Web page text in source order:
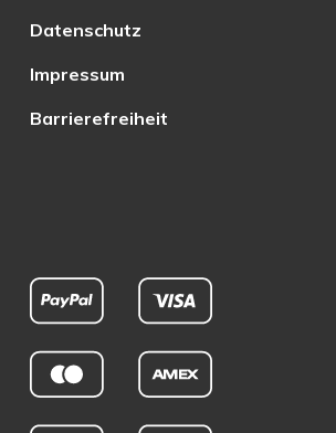
Datenschutz
Impressum
Barrierefreiheit